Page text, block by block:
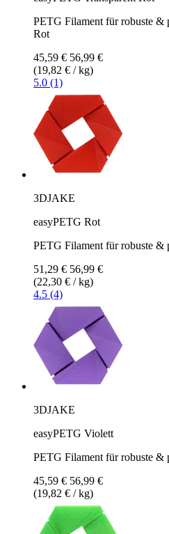
PETG Filament für robuste &
Rot
45,59 € 56,99 €
(19,82 € / kg)
5.0 (1)
3DJAKE
easyPETG Rot
PETG Filament für robuste &
51,29 € 56,99 €
(22,30 € / kg)
4.5 (4)
3DJAKE
easyPETG Violett
PETG Filament für robuste &
45,59 € 56,99 €
(19,82 € / kg)